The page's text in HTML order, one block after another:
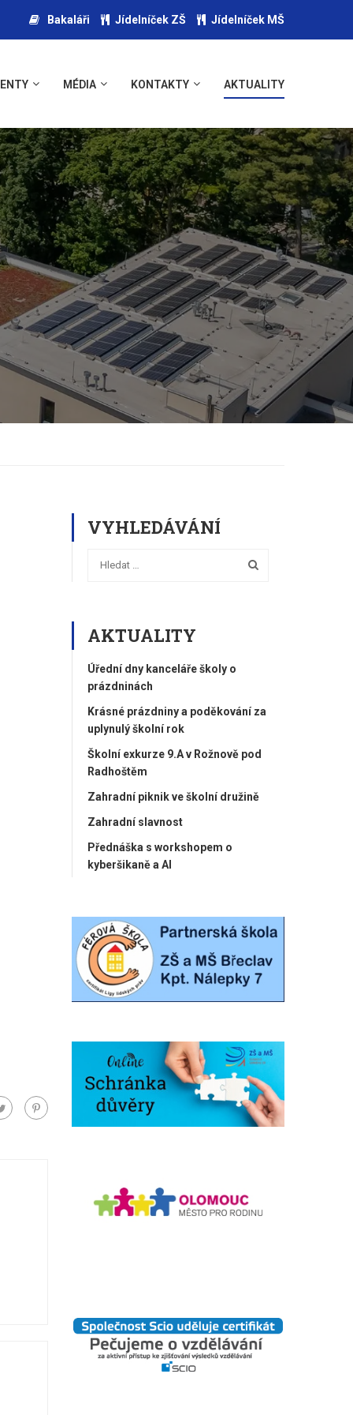
Bakaláři Jídelníček ZŠ Jídelníček MŠ
MÉDIA KONTAKTY AKTUALITY
VYHLEDÁVÁNÍ
AKTUALITY
Úřední dny kanceláře školy o
prázdninách
Krásné prázdniny a poděkování za
uplynulý školní rok
Školní exkurze 9.A v Rožnově pod
Radhoštěm
Zahradní piknik ve školní družině
Zahradní slavnost
Přednáška s workshopem o
kyberšikaně a AI